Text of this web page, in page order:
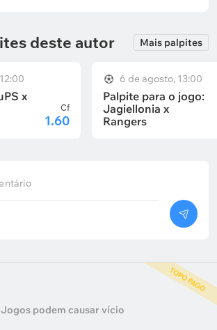
deste autor Mais palpites
x
Cf
1.60
6 de agosto, 13:00
Palpite para o jogo:
Jagiellonia x
Rangers
TOPO PAGO
podem causar vício